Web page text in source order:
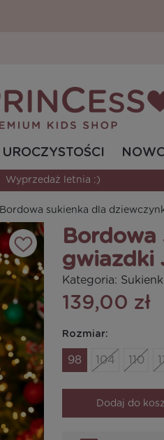
UROCZYSTOŚCI
Wyprzedaż letnia :)
Bordowa sukienka dla
Bordowa
gwiazdki
Kategoria:
139,00 zł
Rozmiar:
98 104 110
Dodaj do